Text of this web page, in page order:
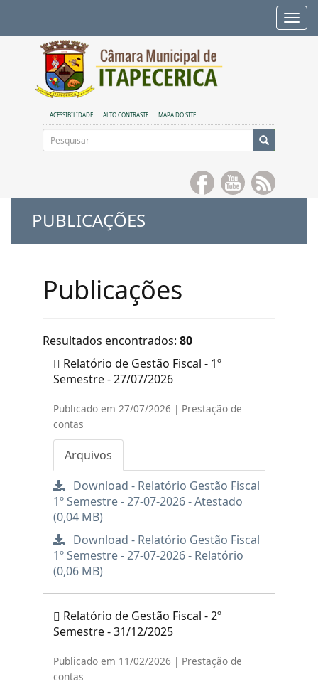
ACESSIBILIDADE ALTO CONTRASTE MAPA DO SITE
PUBLICAÇÕES
Publicações
Resultados encontrados: 80
Relatório de Gestão Fiscal - 1º
Semestre - 27/07/2026
Publicado em 27/07/2026 | Prestação de
contas
Arquivos
Download - Relatório Gestão Fiscal
1º Semestre - 27-07-2026 - Atestado
(0,04 MB)
Download - Relatório Gestão Fiscal
1º Semestre - 27-07-2026 - Relatório
(0,06 MB)
Relatório de Gestão Fiscal - 2º
Semestre - 31/12/2025
Publicado em 11/02/2026 | Prestação de
contas